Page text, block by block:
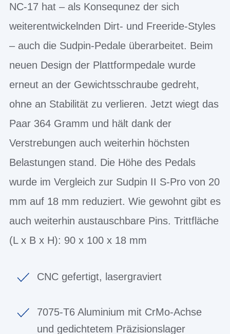
NC-17 hat – als Konsequnez der sich
weiterentwickelnden Dirt- und Freeride-Styles
– auch die Sudpin-Pedale überarbeitet. Beim
neuen Design der Plattformpedale wurde
erneut an der Gewichtsschraube gedreht,
ohne an Stabilität zu verlieren. Jetzt wiegt das
Paar 364 Gramm und hält dank der
Verstrebungen auch weiterhin höchsten
Belastungen stand. Die Höhe des Pedals
wurde im Vergleich zur Sudpin II S-Pro von 20
mm auf 18 mm reduziert. Wie gewohnt gibt es
auch weiterhin austauschbare Pins. Trittfläche
(L x B x H): 90 x 100 x 18 mm
CNC gefertigt, lasergraviert
7075-T6 Aluminium mit CrMo-Achse
und gedichtetem Präzisionslager